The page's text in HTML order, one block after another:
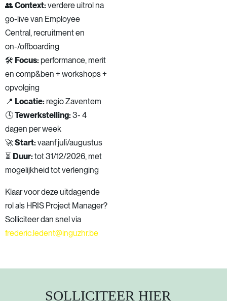
👥 Context:verdere uitrol na
go-live van Employee
Central, recruitment en
on-/offboarding
🛠️ Focus: performance, merit
en comp&ben + workshops +
opvolging
📍 Locatie: regio Zaventem
🕓Tewerkstelling:3- 4
dagen per week
🚀Start:vaanf juli/augustus
⏳ Duur:tot 31/12/2026, met
mogelijkheid tot verlenging
Klaar voor deze uitdagende
rol als HRIS Project Manager?
Solliciteer dan snel via
frederic.ledent@inguzhr.be
SOLLICITEERHIER